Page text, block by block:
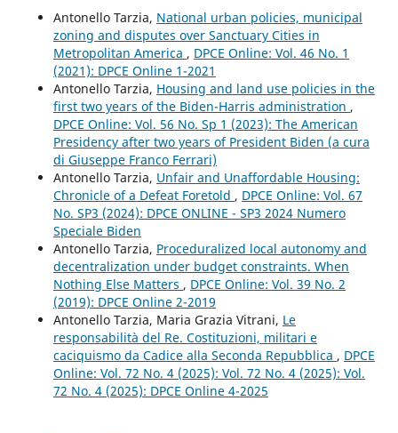
Antonello Tarzia, National urban policies, municipal
zoning and disputes over Sanctuary Cities in
Metropolitan America , DPCE Online: Vol. 46 No. 1
(2021): DPCE Online 1-2021
Antonello Tarzia, Housing and land use policies in the
first two years of the Biden-Harris administration ,
DPCE Online: Vol. 56 No. Sp 1 (2023): The American
Presidency after two years of President Biden (a cura
di Giuseppe Franco Ferrari)
Antonello Tarzia, Unfair and Unaffordable Housing:
Chronicle of a Defeat Foretold , DPCE Online: Vol. 67
No. SP3 (2024): DPCE ONLINE - SP3 2024 Numero
Speciale Biden
Antonello Tarzia, Proceduralized local autonomy and
decentralization under budget constraints. When
Nothing Else Matters , DPCE Online: Vol. 39 No. 2
(2019): DPCE Online 2-2019
Antonello Tarzia, Maria Grazia Vitrani, Le
responsabilità del Re. Costituzioni, militari e
caciquismo da Cadice alla Seconda Repubblica , DPCE
Online: Vol. 72 No. 4 (2025): Vol. 72 No. 4 (2025): Vol.
72 No. 4 (2025): DPCE Online 4-2025